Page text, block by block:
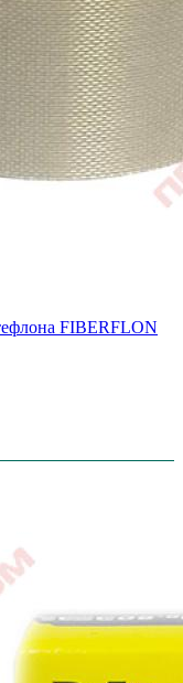
FIBERFLON